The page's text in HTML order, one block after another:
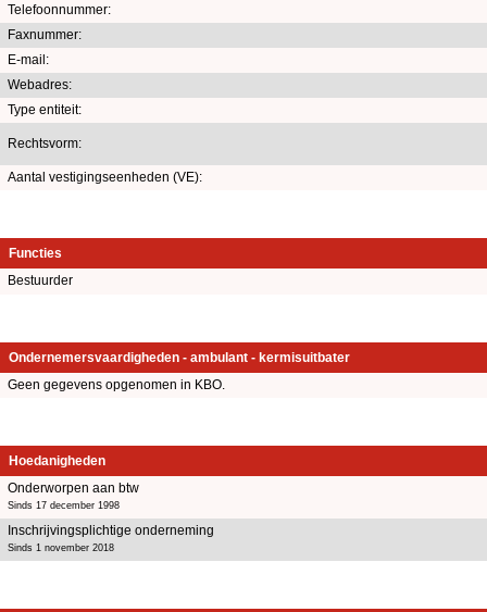
Telefoonnummer:
Faxnummer:
E-mail:
Webadres:
Type entiteit:
Rechtsvorm:
Aantal vestigingseenheden (VE):
Functies
Bestuurder
Ondernemersvaardigheden - ambulant - kermisuitbater
Geen gegevens opgenomen in KBO.
Hoedanigheden
Onderworpen aan btw
Sinds 17 december 1998
Inschrijvingsplichtige onderneming
Sinds 1 november 2018